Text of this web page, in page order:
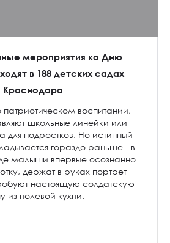
мероприятия ко Дню
в 188 детских садах
Краснодара
патриотическом воспитании,
школьные линейки или
для подростков. Но истинный
гораздо раньше - в
малыши впервые осознанно
держат в руках портрет
настоящую солдатскую
из полевой кухни.